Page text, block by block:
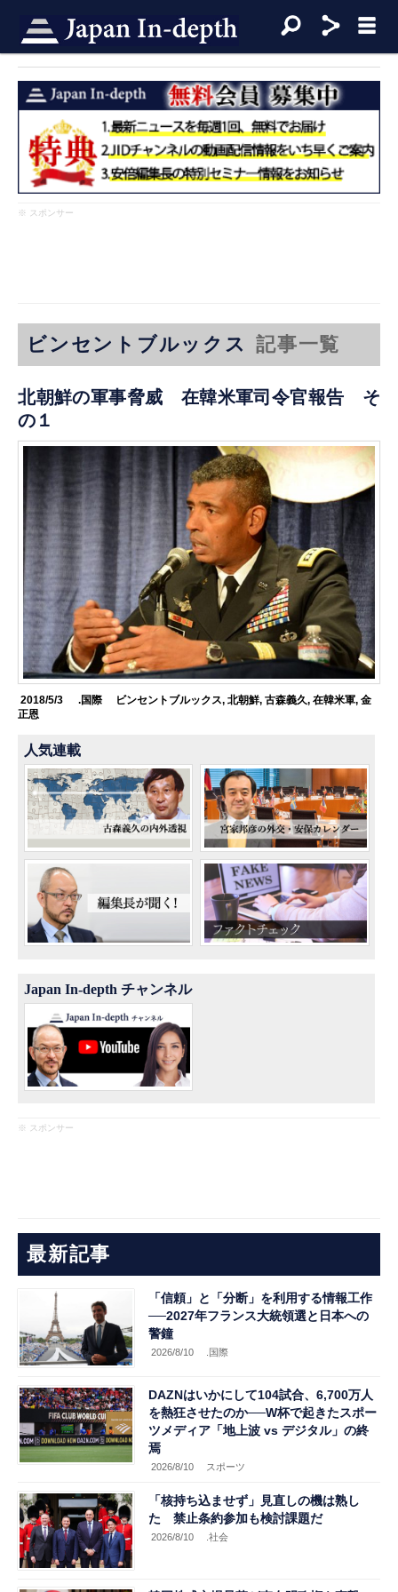
※ スポンサー
ビンセントブルックス 記事一覧
北朝鮮の軍事脅威 在韓米軍司令官報告 そ
の１
2018/5/3 .国際 ビンセントブルックス, 北朝鮮, 古森義久, 在韓米軍, 金
正恩
人気連載
Japan In-depth チャンネル
※ スポンサー
最新記事
「信頼」と「分断」を利用する情報工作
──2027年フランス大統領選と日本への
警鐘
2026/8/10 .国際
DAZNはいかにして104試合、6,700万人
を熱狂させたのか──W杯で起きたスポー
ツメディア「地上波 vs デジタル」の終
焉
2026/8/10 スポーツ
「核持ち込ませず」見直しの機は熟し
た 禁止条約参加も検討課題だ
2026/8/10 .社会